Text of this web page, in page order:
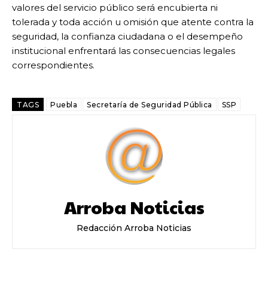
valores del servicio público será encubierta ni
tolerada y toda acción u omisión que atente contra la
seguridad, la confianza ciudadana o el desempeño
institucional enfrentará las consecuencias legales
correspondientes.
TAGS Puebla Secretaría de Seguridad Pública SSP
Arroba Noticias
Redacción Arroba Noticias